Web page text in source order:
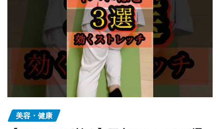
美容・健康